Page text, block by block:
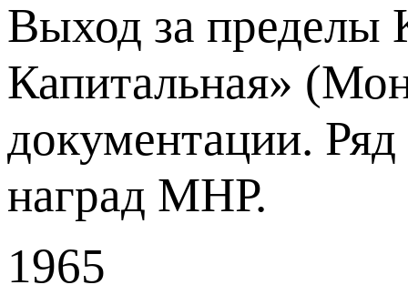
Выход за пределы
Капитальная»
документации.
наград МНР.
1965